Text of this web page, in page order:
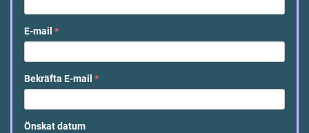
E-mail *
Bekräfta E-mail *
Önskat datum